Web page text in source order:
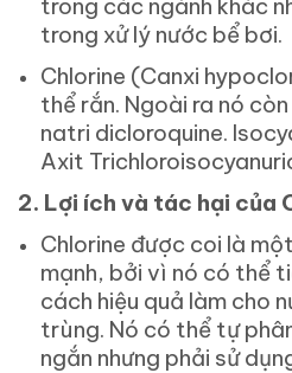
trong các ngành khác
trong xử lý nước bể bơi.
Chlorine (Canxi
thể rắn. Ngoài ra nó
natri dicloroquine.
Axit
2. Lợi ích và tác hại của
Chlorine được coi là
mạnh, bởi vì nó có thể
cách hiệu quả làm cho
trùng. Nó có thể tự
ngắn nhưng phải sử